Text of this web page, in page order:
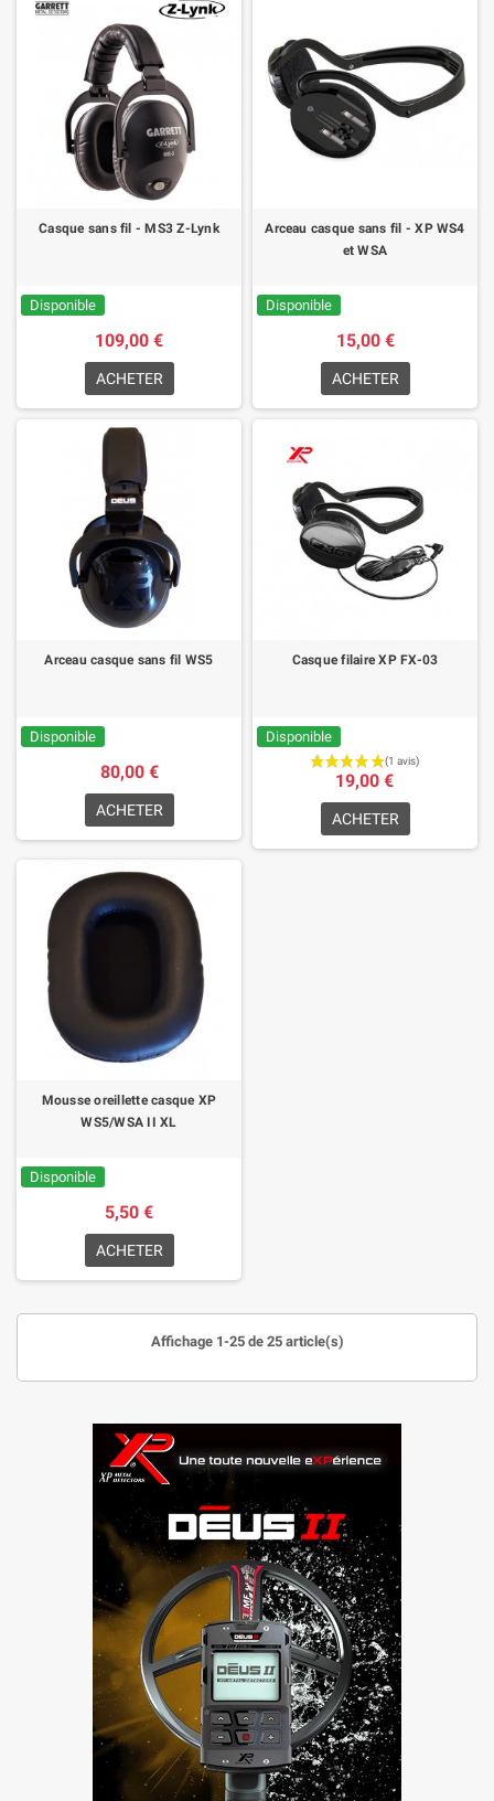
Casque sans fil - MS3 Z-Lynk
Disponible
109,00 €
ACHETER
Arceau casque sans fil - XP WS4
et WSA
Disponible
15,00 €
ACHETER
Arceau casque sans fil WS5
Disponible
80,00 €
ACHETER
Casque filaire XP FX-03
Disponible
19,00 €
ACHETER
Mousse oreillette casque XP
WS5/WSA II XL
Disponible
5,50 €
ACHETER
Affichage 1-25 de 25 article(s)